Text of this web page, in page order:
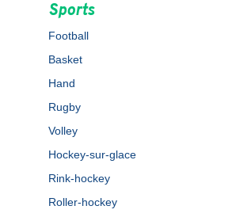
Sports
Football
Basket
Hand
Rugby
Volley
Hockey-sur-glace
Rink-hockey
Roller-hockey